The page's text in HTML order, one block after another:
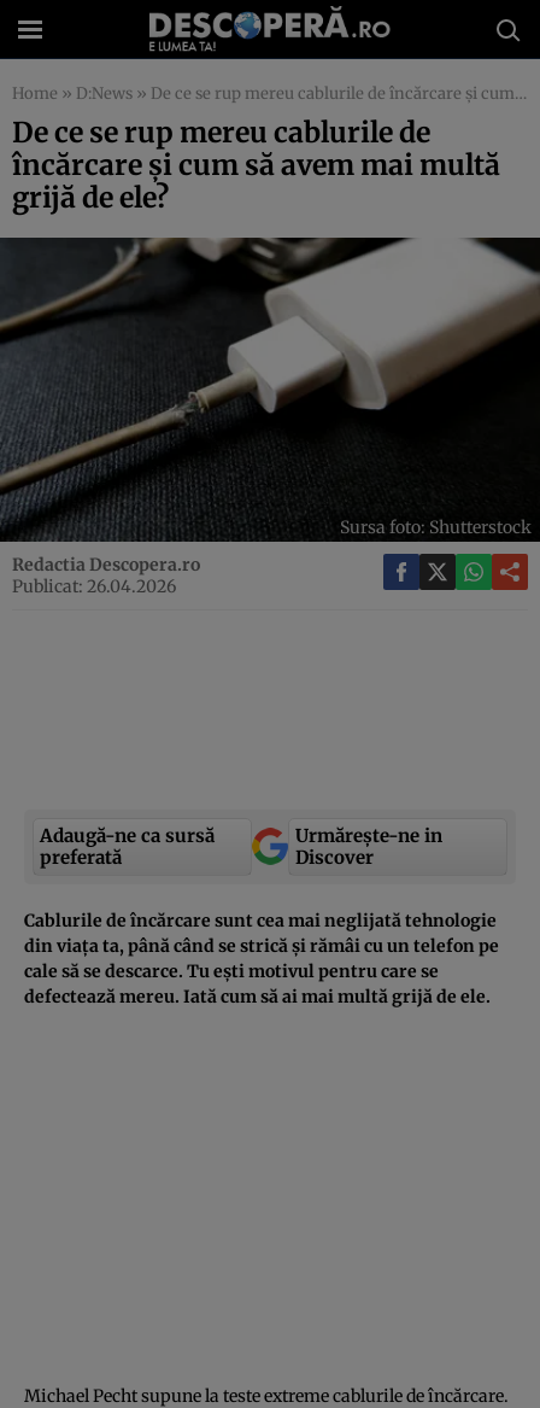
Home » D:News » De ce se rup mereu cablurile de încărcare și cum să avem mai multă grijă de ele?
De ce se rup mereu cablurile de
încărcare și cum să avem mai multă
grijă de ele?
Sursa foto: Shutterstock
Redactia Descopera.ro
Publicat: 26.04.2026
Adaugă-ne ca sursă
preferată
Urmărește-ne in
Discover
Cablurile de încărcare sunt cea mai neglijată tehnologie
din viața ta, până când se strică și rămâi cu un telefon pe
cale să se descarce. Tu ești motivul pentru care se
defectează mereu. Iată cum să ai mai multă grijă de ele.
Michael Pecht supune la teste extreme cablurile de încărcare.